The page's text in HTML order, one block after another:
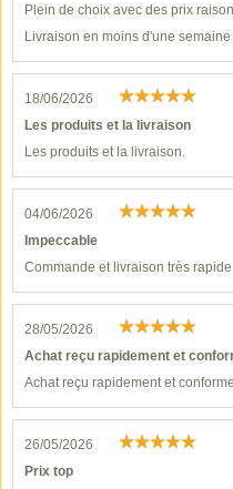
Plein de choix avec des prix
Livraison en moins d'une
18/06/2026
Les produits et la livraison
Les produits et la livraison.
04/06/2026
Impeccable
Commande et livraison très rapide
28/05/2026
Achat reçu rapidement et
Achat reçu rapidement et
26/05/2026
Prix top